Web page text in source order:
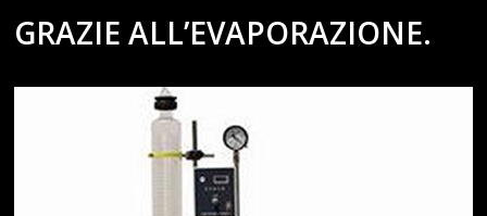
GRAZIE ALL’EVAPORAZIONE.